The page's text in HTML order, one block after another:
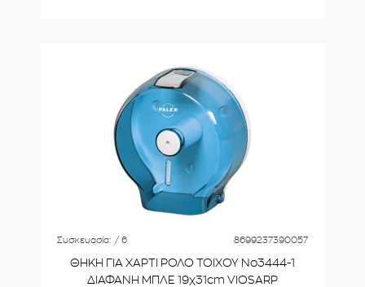
Συσκευασία: / 6 8699237390057
ΘΗΚΗ ΓΙΑ ΧΑΡΤΙ ΡΟΛΟ ΤΟΙΧΟΥ Νο3444-1
ΔΙΑΦΑΝΗ ΜΠΛΕ 19χ31cm VIOSARP